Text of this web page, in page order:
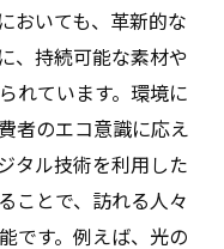
おいても、革新的な
、持続可能な素材や
れています。環境に
者のエコ意識に応え
タル技術を利用した
ことで、訪れる人々
です。例えば、光の